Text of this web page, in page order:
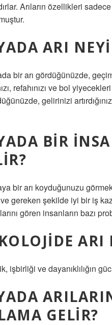
Arıların özellikleri
ARI
bir arı gördüğünüzde,
refahınızı ve bol
gelirinizi
BIR
bir arı koyduğunuzu
gereken şekilde iyi bir iş
gören insanların bazı
ARI
işbirliği ve dayanıklılığın
GELIR?